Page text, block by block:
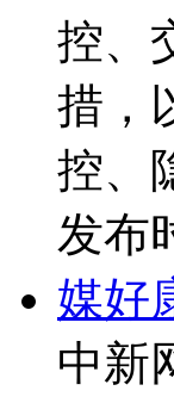
控、
措，
控、
发布
媒好
中新